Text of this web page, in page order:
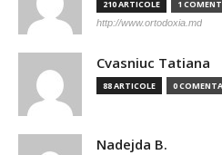
210 ARTICOLE 1
http://www.ortodoxia.md
Cvasniuc Tatiana
88 ARTICOLE 0
Nadejda B.